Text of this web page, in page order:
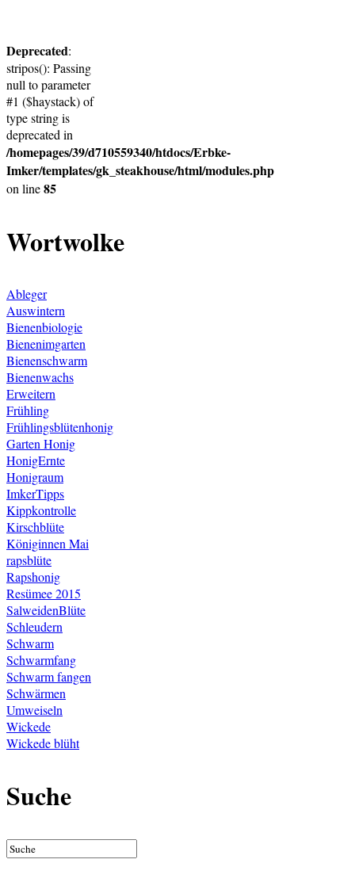
Deprecated:
stripos(): Passing
null to parameter
#1 ($haystack) of
type string is
deprecated in
/homepages/39/d710559340/htdocs/Erbke-
Imker/templates/gk_steakhouse/html/modules.php
on line85
Wortwolke
Ableger
Auswintern
Bienenbiologie
Bienenimgarten
Bienenschwarm
Bienenwachs
Erweitern
Frühling
Frühlingsblütenhonig
Garten Honig
HonigErnte
Honigraum
ImkerTipps
Kippkontrolle
Kirschblüte
Königinnen Mai
rapsblüte
Rapshonig
Resümee 2015
SalweidenBlüte
Schleudern
Schwarm
Schwarmfang
Schwarm fangen
Schwärmen
Umweiseln
Wickede
Wickede blüht
Suche